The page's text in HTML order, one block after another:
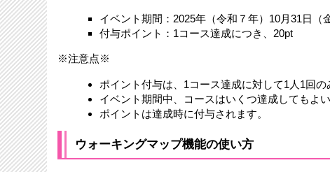
イベント期間：2025年（令和７年）10月31日（
付与ポイント：1コース達成につき、20pt
※注意点※
ポイント付与は、1コース達成に対して1人1回の
イベント期間中、コースはいくつ達成してもよい
ポイントは達成時に付与されます。
ウォーキングマップ機能の使い方